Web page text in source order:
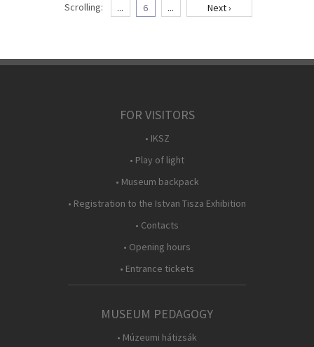
Scrolling: ... 6 ... Next ›
FOR VISITORS
• IKSZ
• Play of light
• Museum backpack
• Registration to the Istvan Tisza Exhibition
• Contacts
• Opening hours
• Entrance tickets
MUSEUM PEDAGOGY
• Múzeumi hátizsák